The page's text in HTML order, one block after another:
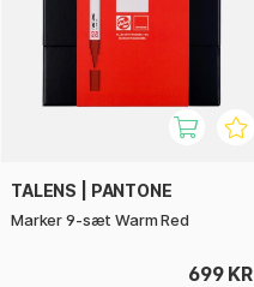
TALENS | PANTONE
Marker 9-sæt Warm Red
699 KR